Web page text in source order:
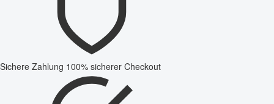
Sichere Zahlung 100% sicherer Checkout